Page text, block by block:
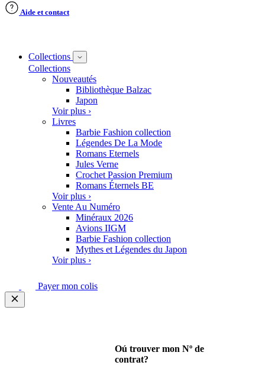
Aide et contact
Collections
Collections
Nouveautés
Bibliothèque Balzac
Japon
Voir plus ›
Livres
Barbie Fashion collection
Légendes De La Mode
Romans Eternels
Jules Verne
Crochet Passion Premium
Romans Éternels BE
Voir plus ›
Vente Au Numéro
Minéraux 2026
Avions IIGM
Barbie Fashion collection
Mythes et Légendes du Japon
Voir plus ›
Payer mon colis
Oú trouver mon Nº de
contrat?